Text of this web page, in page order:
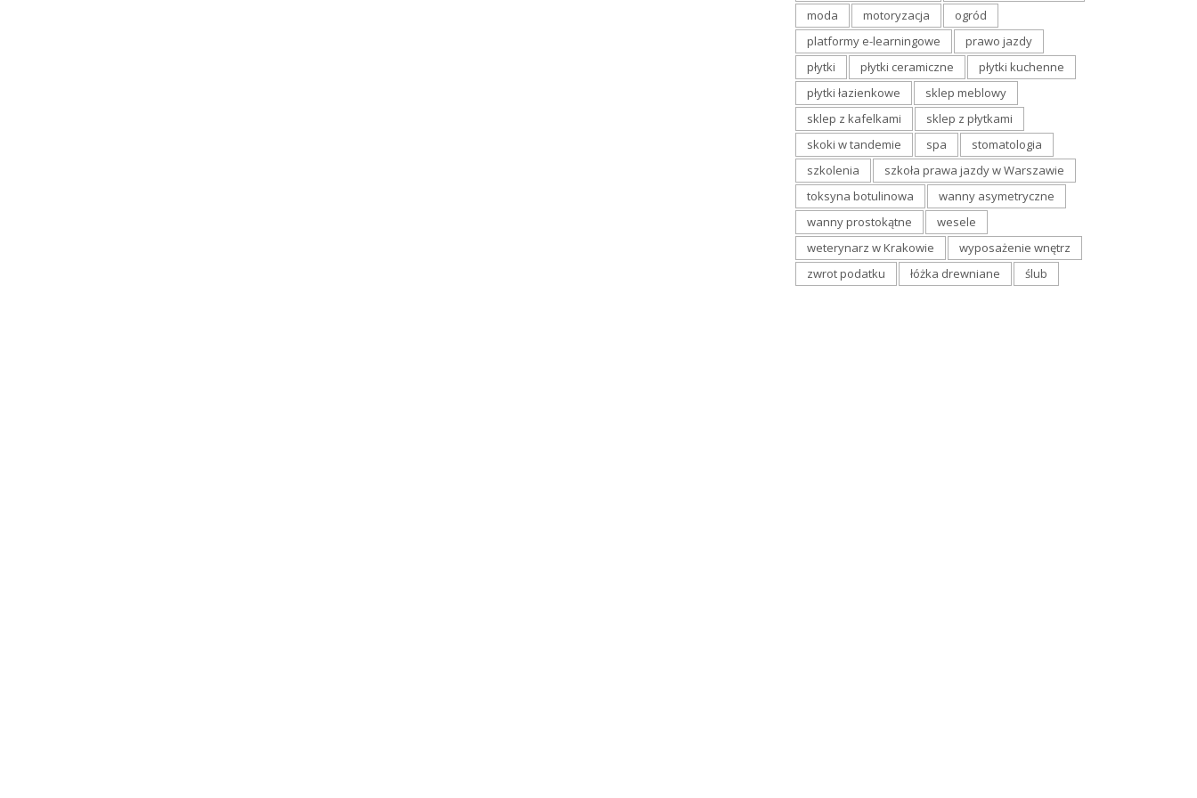
moda
motoryzacja
ogród
platformy e-learningowe
prawo jazdy
płytki
płytki ceramiczne
płytki kuchenne
płytki łazienkowe
sklep meblowy
sklep z kafelkami
sklep z płytkami
skoki w tandemie
spa
stomatologia
szkolenia
szkoła prawa jazdy w Warszawie
toksyna botulinowa
wanny asymetryczne
wanny prostokątne
wesele
weterynarz w Krakowie
wyposażenie wnętrz
zwrot podatku
łóżka drewniane ślub